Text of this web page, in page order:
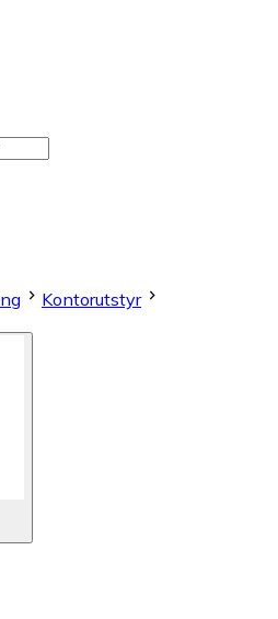
Kontorutstyr